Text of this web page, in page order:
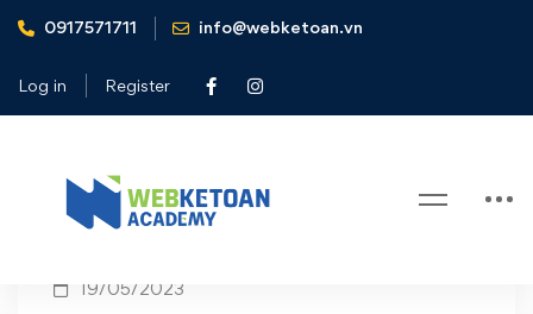
0917571711 info@webketoan.vn
Log in Register
Home tài sản ròng
Tag: tài sản ròng
19/05/2023